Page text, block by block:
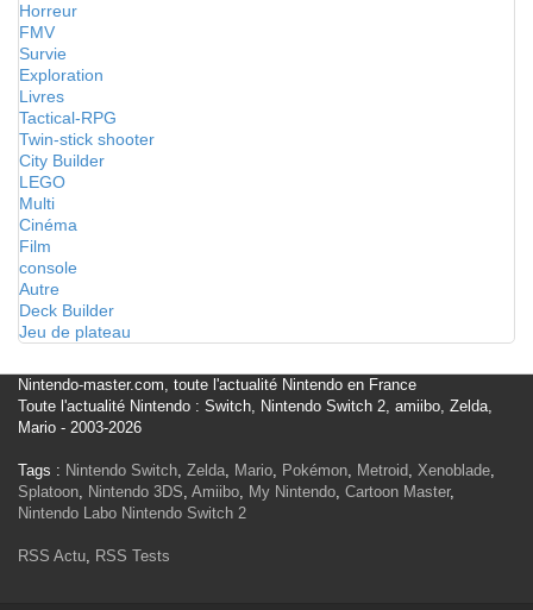
Horreur
FMV
Survie
Exploration
Livres
Tactical-RPG
Twin-stick shooter
City Builder
LEGO
Multi
Cinéma
Film
console
Autre
Deck Builder
Jeu de plateau
Nintendo-master.com, toute l'actualité Nintendo en France
Toute l'actualité Nintendo : Switch, Nintendo Switch 2, amiibo, Zelda,
Mario - 2003-2026
Tags : Nintendo Switch, Zelda, Mario, Pokémon, Metroid, Xenoblade,
Splatoon, Nintendo 3DS, Amiibo, My Nintendo, Cartoon Master,
Nintendo Labo Nintendo Switch 2
RSS Actu, RSS Tests